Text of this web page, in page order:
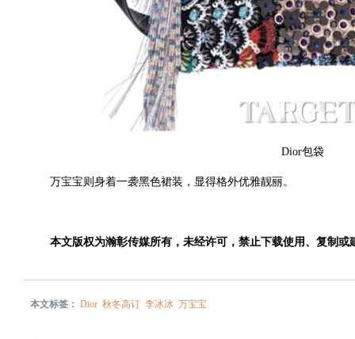
Dior包袋
万宝宝则身着一袭黑色裙装，显得格外优雅靓丽。
本文版权为瀚彰传媒所有，未经许可，禁止下载使用、复制或
本文标签：Dior 秋冬高订 李冰冰 万宝宝